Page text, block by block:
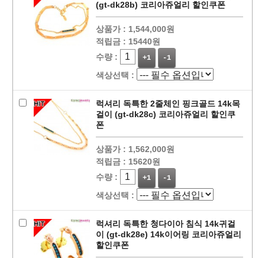
(gt-dk28b) 코리아쥬얼리 할인쿠폰
상품가 : 1,544,000원
적립금 : 15440원
수량 :
+1 -1
색상선택 :
럭셔리 독특한 2줄체인 핑크골드 14k목
걸이 (gt-dk28c) 코리아쥬얼리 할인쿠
폰
상품가 : 1,562,000원
적립금 : 15620원
수량 :
+1 -1
색상선택 :
럭셔리 독특한 청다이아 침식 14k귀걸
이 (gt-dk28e) 14k이어링 코리아쥬얼리
할인쿠폰